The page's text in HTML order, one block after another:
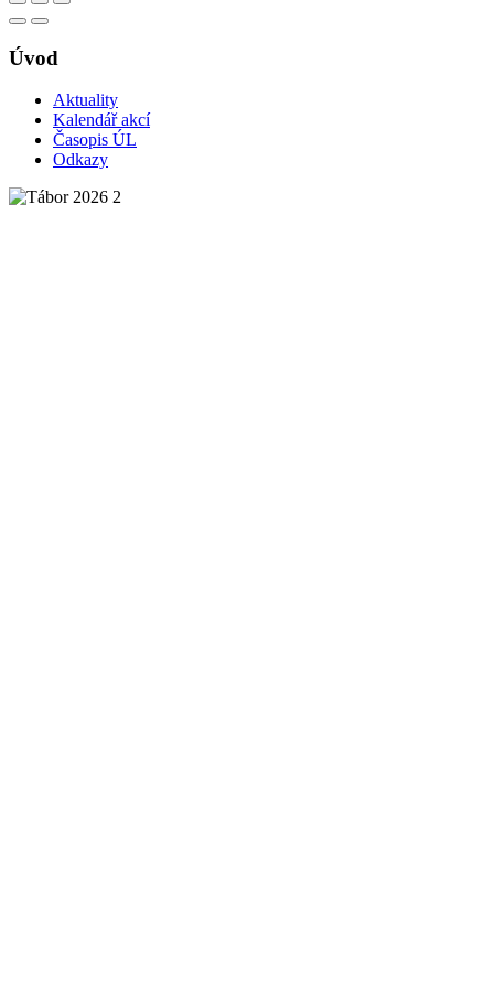
Úvod
Aktuality
Kalendář akcí
Časopis ÚL
Odkazy